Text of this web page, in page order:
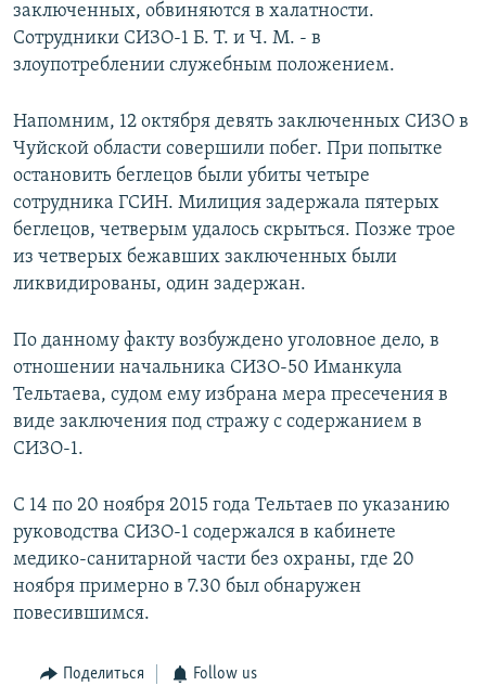
заключенных, обвиняются в халатности.
Сотрудники СИЗО-1 Б. Т. и Ч. М. - в
злоупотреблении служебным положением.
Напомним, 12 октября девять заключенных СИЗО в
Чуйской области совершили побег. При попытке
остановить беглецов были убиты четыре
сотрудника ГСИН. Милиция задержала пятерых
беглецов, четверым удалось скрыться. Позже трое
из четверых бежавших заключенных были
ликвидированы, один задержан.
По данному факту возбуждено уголовное дело, в
отношении начальника СИЗО-50 Иманкула
Тельтаева, судом ему избрана мера пресечения в
виде заключения под стражу с содержанием в
СИЗО-1.
С 14 по 20 ноября 2015 года Тельтаев по указанию
руководства СИЗО-1 содержался в кабинете
медико-санитарной части без охраны, где 20
ноября примерно в 7.30 был обнаружен
повесившимся.
Поделиться Follow us